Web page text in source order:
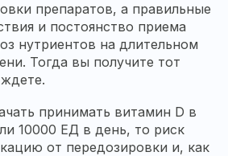
препаратов, а правильные
и постоянство приема
нутриентов на длительном
Тогда вы получите тот
принимать витамин D в
10000 ЕД в день, то риск
от передозировки и, как